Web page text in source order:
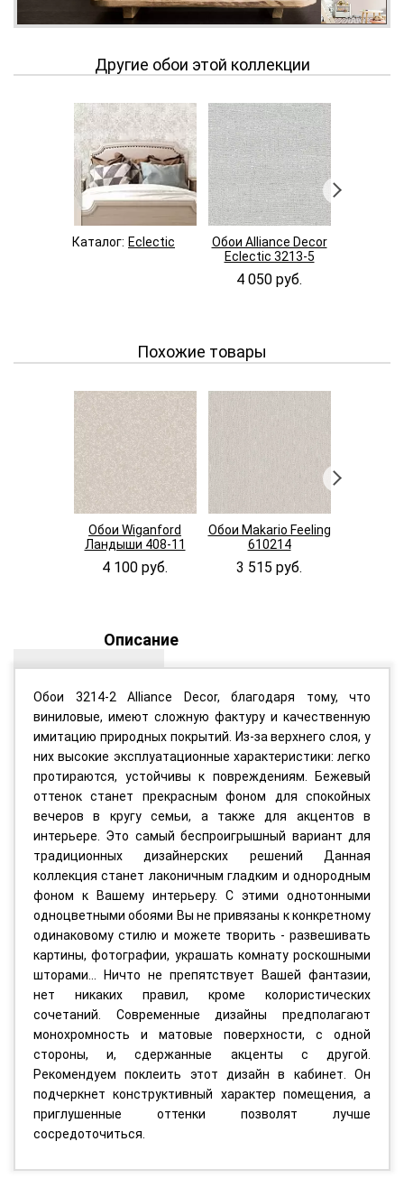
Другие обои этой коллекции
Каталог: Eclectic
Обои Alliance Decor
Eclectic 3213-5
4 050 руб.
Похожие товары
Обои Wiganford
Ландыши 408-11
4 100 руб.
Обои Makario Feeling
610214
3 515 руб.
Описание
Обои 3214-2 Alliance Decor, благодаря тому, что
виниловые, имеют сложную фактуру и качественную
имитацию природных покрытий. Из-за верхнего слоя, у
них высокие эксплуатационные характеристики: легко
протираются, устойчивы к повреждениям. Бежевый
оттенок станет прекрасным фоном для спокойных
вечеров в кругу семьи, а также для акцентов в
интерьере. Это самый беспроигрышный вариант для
традиционных дизайнерских решений Данная
коллекция станет лаконичным гладким и однородным
фоном к Вашему интерьеру. С этими однотонными
одноцветными обоями Вы не привязаны к конкретному
одинаковому стилю и можете творить - развешивать
картины, фотографии, украшать комнату роскошными
шторами... Ничто не препятствует Вашей фантазии,
нет никаких правил, кроме колористических
сочетаний. Современные дизайны предполагают
монохромность и матовые поверхности, с одной
стороны, и, сдержанные акценты с другой.
Рекомендуем поклеить этот дизайн в кабинет. Он
подчеркнет конструктивный характер помещения, а
приглушенные оттенки позволят лучше
сосредоточиться.